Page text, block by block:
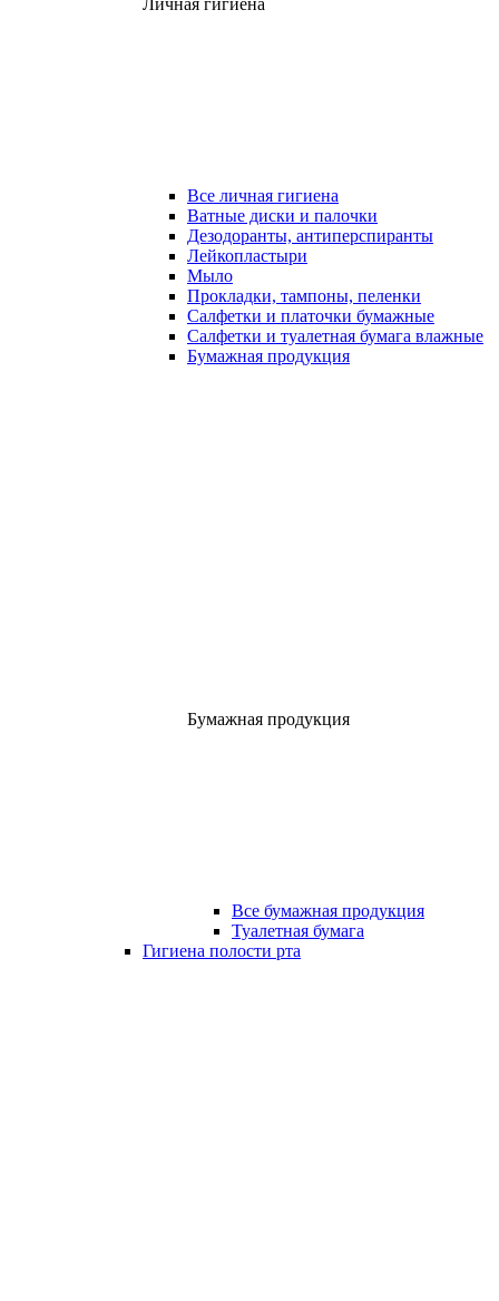
Личная гигиена
Все личная гигиена
Ватные диски и палочки
Дезодоранты, антиперспиранты
Лейкопластыри
Мыло
Прокладки, тампоны, пеленки
Салфетки и платочки бумажные
Салфетки и туалетная бумага влажные
Бумажная продукция
Бумажная продукция
Все бумажная продукция
Туалетная бумага
Гигиена полости рта